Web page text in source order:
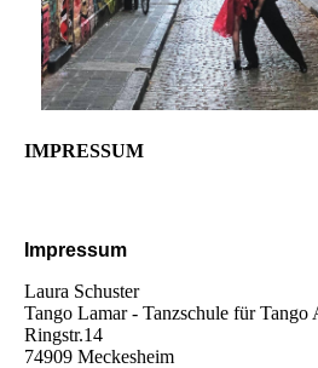
IMPRESSUM
Impressum
Laura Schuster
Tango Lamar - Tanzschule für Tango
Ringstr.14
74909 Meckesheim